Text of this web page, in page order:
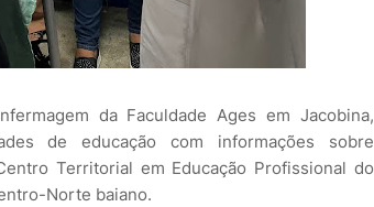
da Faculdade Ages em Jacobina,
de educação com informações sobre
Territorial em Educação Profissional do
Norte baiano.